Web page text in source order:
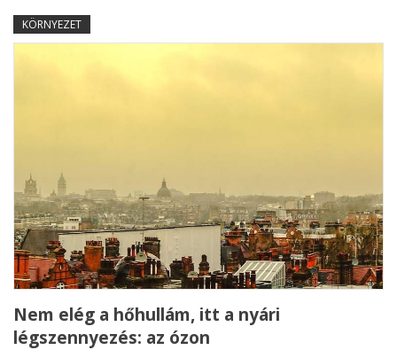
KÖRNYEZET
Nem elég a hőhullám, itt a nyári
légszennyezés: az ózon